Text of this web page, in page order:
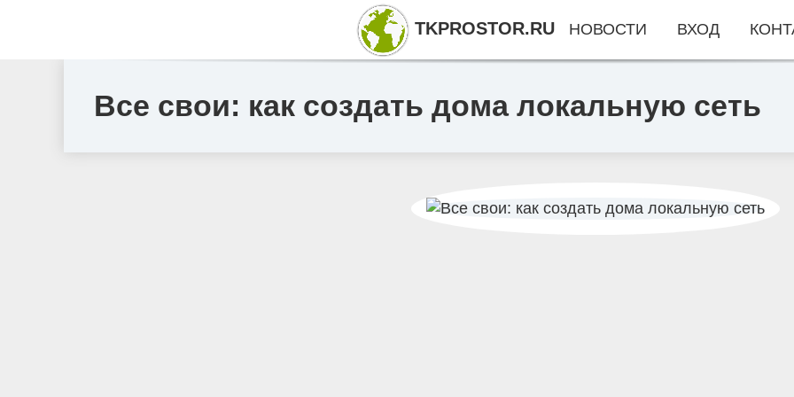
Все свои: как создать дома локальную сеть
TKPROSTOR.RU НОВОСТИ ВХОД